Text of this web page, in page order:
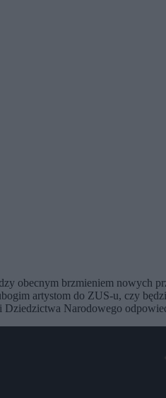
obecnym brzmieniem nowych
artystom do ZUS-u, czy
Narodowego